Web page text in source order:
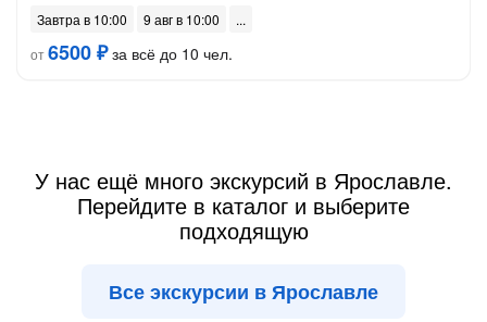
Завтра в 10:00
9 авг в 10:00
от6500 ₽за всё до 10 чел.
У нас ещё много экскурсий в Ярославле.
Перейдите в каталог и выберите
подходящую
Все экскурсии в Ярославле